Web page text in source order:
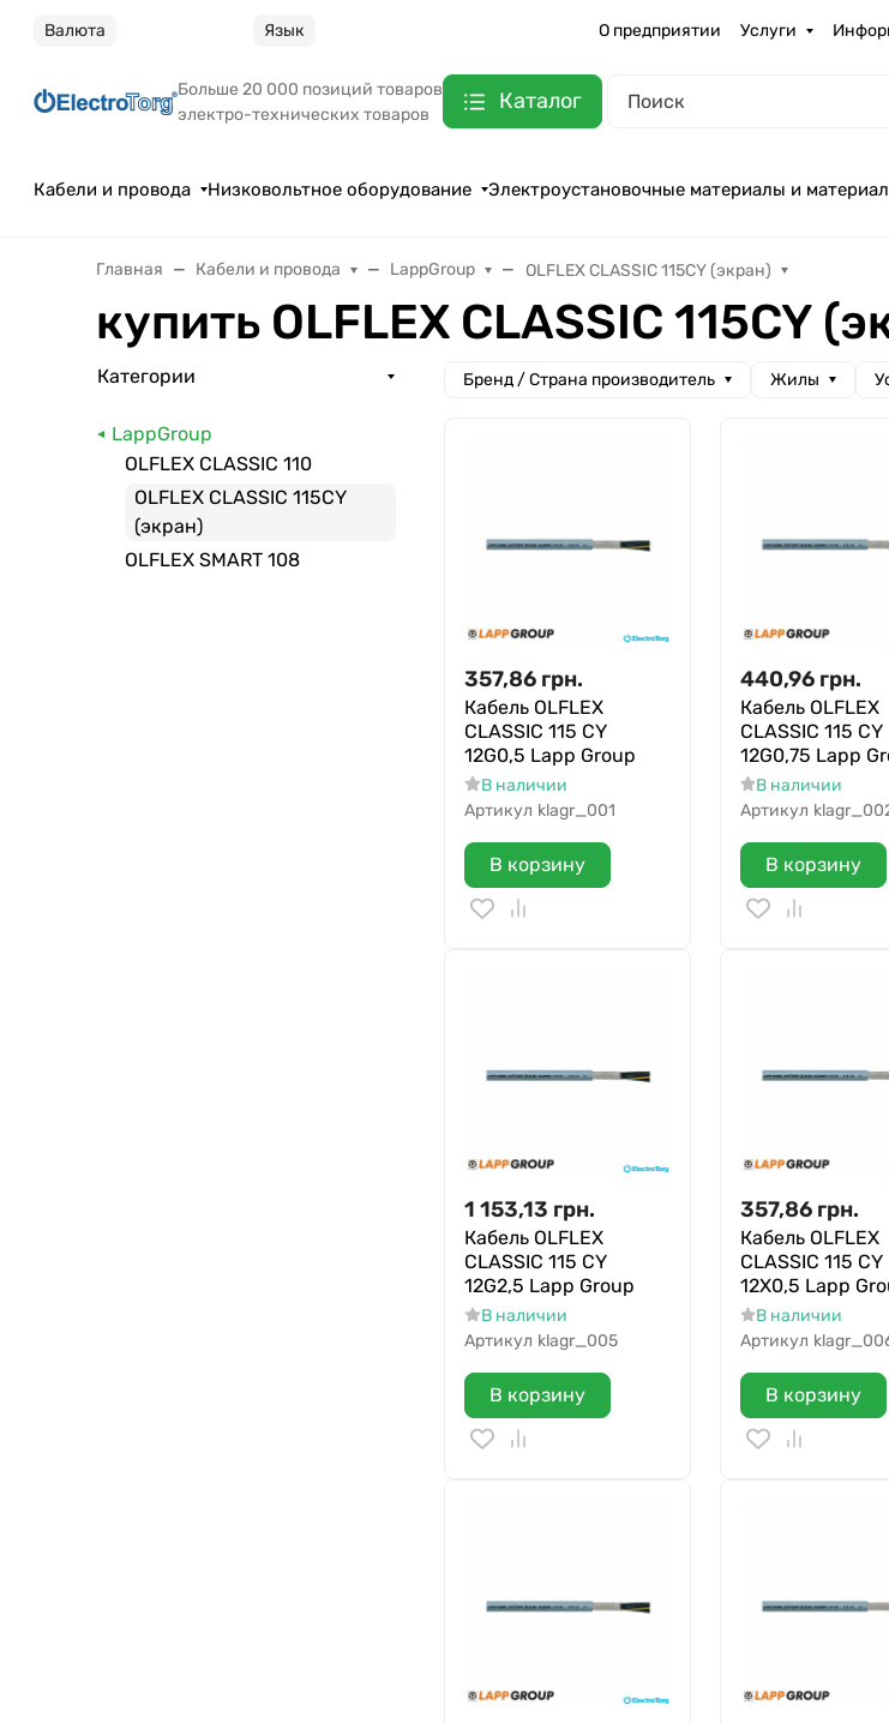
Валюта Язык О предприятии Услуги
Больше 20 000 позиций товаров
электро-технических товаров
Каталог
Кабели и провода Низковольтное оборудование Электроустановочные материалы и
Главная Кабели и провода LappGroup OLFLEX CLASSIC 115CY (экран)
купить OLFLEX CLASSIC 115CY
Категории
LappGroup
OLFLEX CLASSIC 110
OLFLEX CLASSIC 115CY
(экран)
OLFLEX SMART 108
Бренд / Cтрана производитель Жилы
357,86 грн.
Кабель OLFLEX
CLASSIC 115 CY
12G0,5 Lapp Group
В наличии
Артикул klagr_001
В корзину
440,96 грн.
Кабель OLFLEX
CLASSIC 115 CY
12G0,75 Lapp
В наличии
Артикул
В корзину
1 153,13 грн.
Кабель OLFLEX
CLASSIC 115 CY
12G2,5 Lapp Group
В наличии
Артикул klagr_005
В корзину
357,86 грн.
Кабель OLFLEX
CLASSIC 115 CY
12X0,5 Lapp
В наличии
Артикул
В корзину